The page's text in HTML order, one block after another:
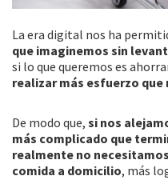
La era digital nos ha
que imaginemos sin
si lo que queremos es
realizar más esfuerzo que
De modo que, si nos
más complicado que
realmente no necesitamos
comida a domicilio, más